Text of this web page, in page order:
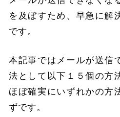
を及ぼすため、早急に解
です。
本記事ではメールが送信
法として以下１５個の方
ほぼ確実にいずれかの方
ずです。